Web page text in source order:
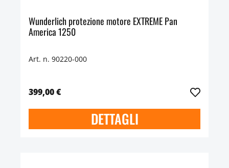
Wunderlich protezione motore EXTREME Pan
America 1250
Art. n. 90220-000
399,00 €
DETTAGLI